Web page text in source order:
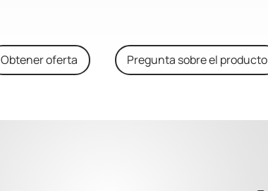
Obtener oferta Pregunta sobre el producto